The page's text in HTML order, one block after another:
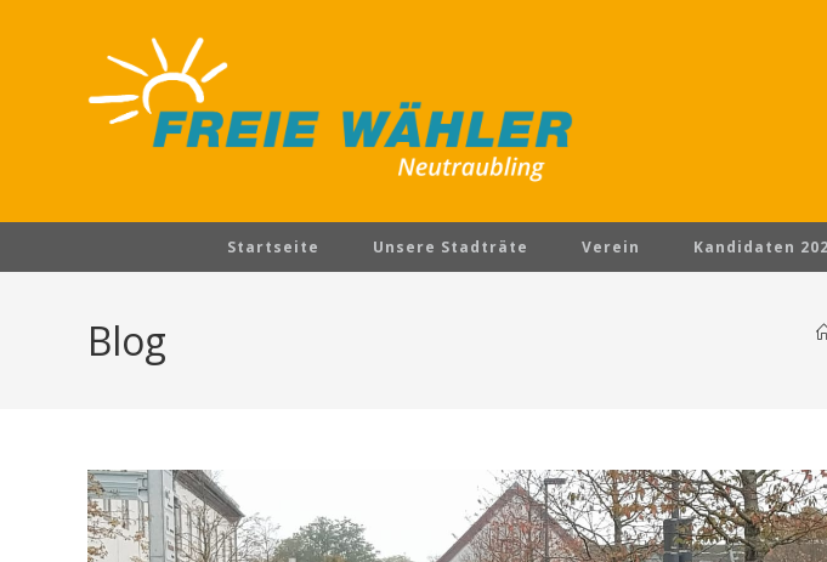
Startseite Unsere Stadträte Verein Kandidaten
Blog